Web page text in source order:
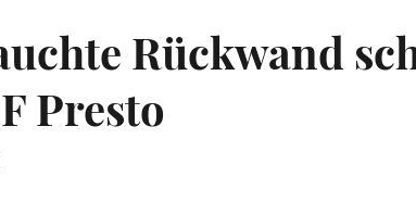
Rückwand
Presto